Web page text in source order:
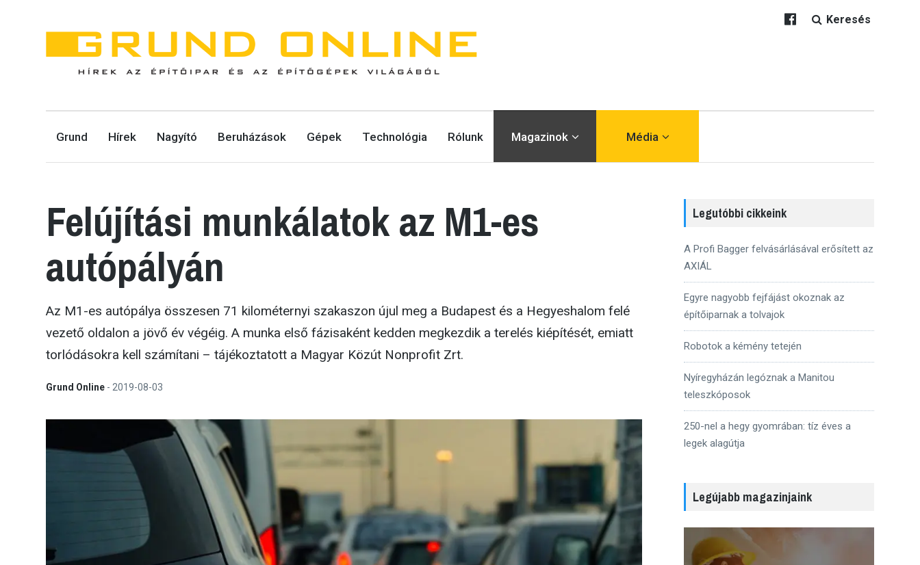
HÍREK AZ ÉPÍTŐIPAR ÉS AZ ÉPÍTŐGÉPEK VILÁGÁBÓL.
Keresés
Grund Hírek Nagyító Beruházások Gépek Technológia Rólunk Magazinok Média
Felújítási munkálatok az M1-es
autópályán
Az M1-es autópálya összesen 71 kilométernyi szakaszon újul meg a Budapest és a Hegyeshalom felé
vezető oldalon a jövő év végéig. A munka első fázisaként kedden megkezdik a terelés kiépítését, emiatt
torlódásokra kell számítani – tájékoztatott a Magyar Közút Nonprofit Zrt.
Grund Online - 2019-08-03
Legutóbbi cikkeink
A Profi Bagger felvásárlásával erősített az
AXIÁL
Egyre nagyobb fejfájást okoznak az
építőiparnak a tolvajok
Robotok a kémény tetején
Nyíregyházán legóznak a Manitou
teleszkóposok
250-nel a hegy gyomrában: tíz éves a
legek alagútja
Legújabb magazinjaink